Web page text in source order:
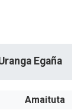
Egaña
Amaituta